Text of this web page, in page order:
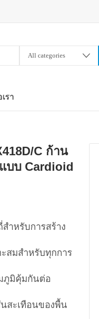
All categories
รา
C ก้าน
บบ Cardioid
ำหรับการสร้าง
สมสำหรับทุกการ
ภูมิคุ้มกันต่อ
สะเทือนของพื้น